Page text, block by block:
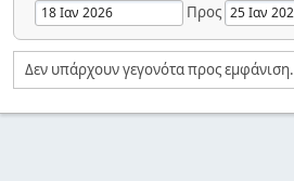
Προς
Δεν υπάρχουν γεγονότα προς εμφάνιση.